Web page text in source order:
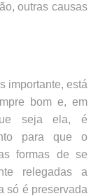
outras causas
importante, está
bom e, em
seja ela, é
para que o
formas de se
relegadas a
só é preservada